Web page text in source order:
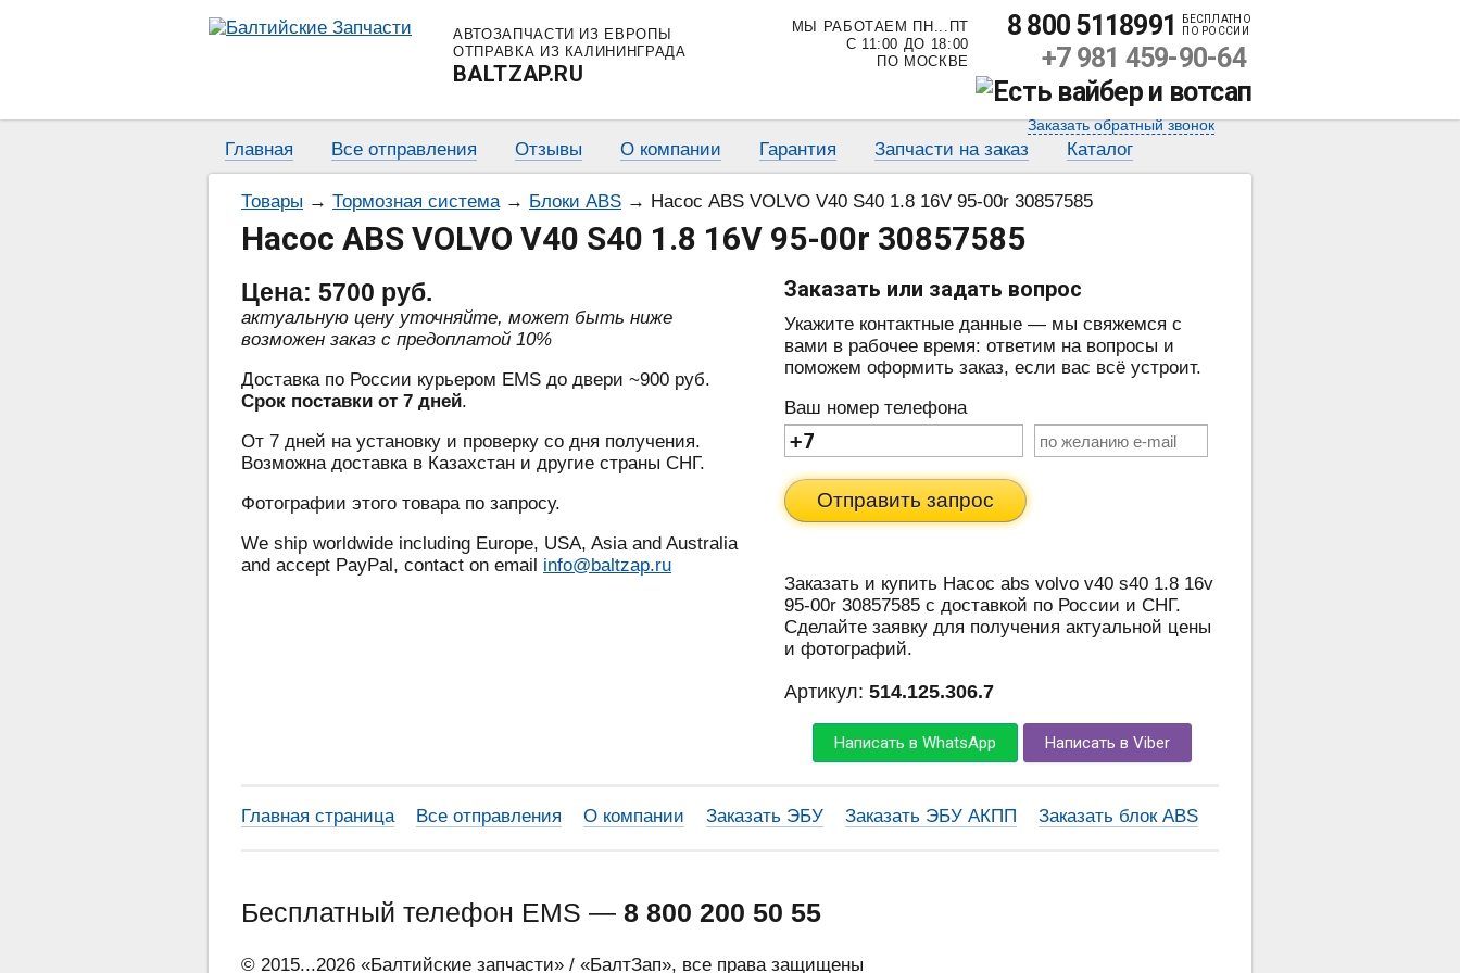
АВТОЗАПЧАСТИ ИЗ ЕВРОПЫ
ОТПРАВКА ИЗ КАЛИНИНГРАДА
BALTZAP.RU
МЫ РАБОТАЕМ ПН...ПТ
С 11:00 ДО 18:00
ПО МОСКВЕ
8 800 5118991
БЕСПЛАТНО
ПО РОССИИ
+7 981 459-90-64
Заказать обратный звонок
Главная Все отправления Отзывы О компании Гарантия Запчасти на заказ Каталог
Товары → Тормозная система→ Блоки ABS → Насос ABS VOLVO V40 S40 1.8 16V 95-00r 30857585
Насос ABS VOLVO V40 S40 1.8 16V 95-00r 30857585
Цена: 5700 руб.
актуальную цену уточняйте, может быть ниже
возможен заказ с предоплатой 10%
Доставка по России курьером EMS до двери ~900 руб.
Срок поставки от 7 дней.
От 7 дней на установку и проверку со дня получения.
Возможна доставка в Казахстан и другие страны СНГ.
Фотографии этого товара по запросу.
We ship worldwide including Europe, USA, Asia and Australia
and accept PayPal, contact on email info@baltzap.ru
Заказать или задать вопрос
Укажите контактные данные — мы свяжемся с
вами в рабочее время: ответим на вопросы и
поможем оформить заказ, если вас всё устроит.
Ваш номер телефона
Отправить запрос
Заказать и купить Насос abs volvo v40 s40 1.8 16v
95-00r 30857585 с доставкой по России и СНГ.
Сделайте заявку для получения актуальной цены
и фотографий.
Артикул: 514.125.306.7
Написать в WhatsApp Написать в Viber
Главная страница Все отправления О компании Заказать ЭБУ Заказать ЭБУ АКПП Заказать блок ABS
Бесплатный телефон EMS — 8 800 200 50 55
© 2015...2026 «Балтийские запчасти» / «БалтЗап», все права защищены